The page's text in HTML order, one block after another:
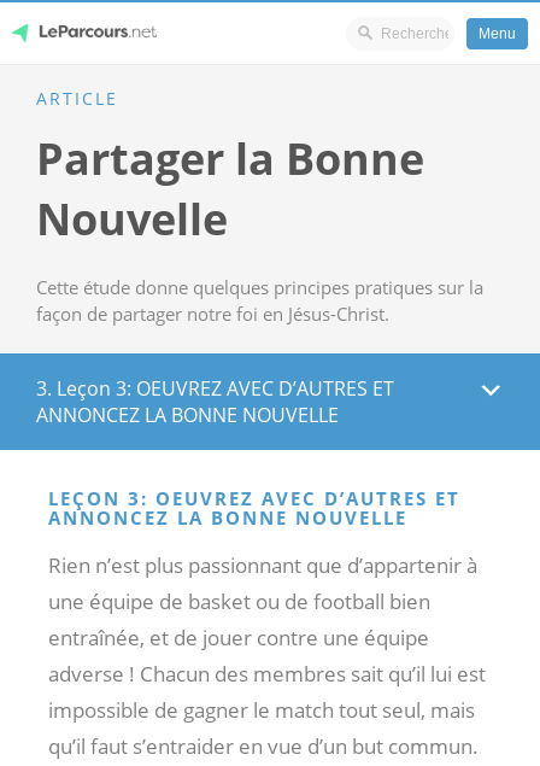
content
LeParcours.net
Menu
ARTICLE
Partager la Bonne
Nouvelle
Cette étude donne quelques principes pratiques sur la
façon de partager notre foi en Jésus-Christ.
3. Leçon 3: OEUVREZ AVEC D’AUTRES ET
ANNONCEZ LA BONNE NOUVELLE
LEÇON 3: OEUVREZ AVEC D’AUTRES ET
ANNONCEZ LA BONNE NOUVELLE
Rien n’est plus passionnant que d’appartenir à
une équipe de basket ou de football bien
entraînée, et de jouer contre une équipe
adverse ! Chacun des membres sait qu’il lui est
impossible de gagner le match tout seul, mais
qu’il faut s’entraider en vue d’un but commun.